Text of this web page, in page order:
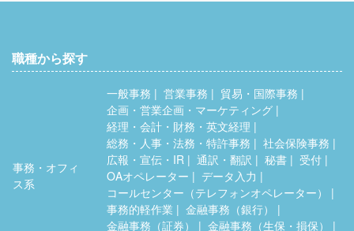
職種から探す
事務・オフィ
ス系
一般事務 営業事務
貿易・国際事務
企画・営業企画・マーケティング
経理・会計・財務・英文経理
総務・人事・法務・特許事務
社会保険事務
広報・宣伝・IR
通訳・翻訳 秘書
受付
OAオペレーター
データ入力
コールセンター（テレフォンオペレーター）
事務的軽作業
金融事務（銀行）
金融事務（証券）
金融事務（生保・損保）